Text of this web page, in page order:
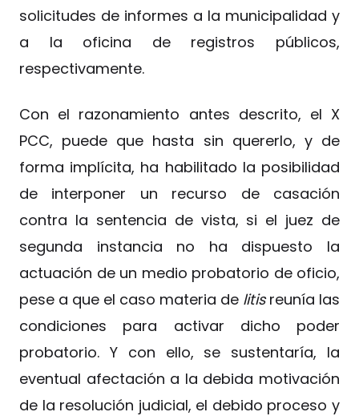
solicitudes de informes a la municipalidad y
a la oficina de registros públicos,
respectivamente.
Con el razonamiento antes descrito, el X
PCC, puede que hasta sin quererlo, y de
forma implícita, ha habilitado la posibilidad
de interponer un recurso de casación
contra la sentencia de vista, si el juez de
segunda instancia no ha dispuesto la
actuación de un medio probatorio de oficio,
pese a que el caso materia de litisreunía las
condiciones para activar dicho poder
probatorio. Y con ello, se sustentaría, la
eventual afectación a la debida motivación
de la resolución judicial, el debido proceso y